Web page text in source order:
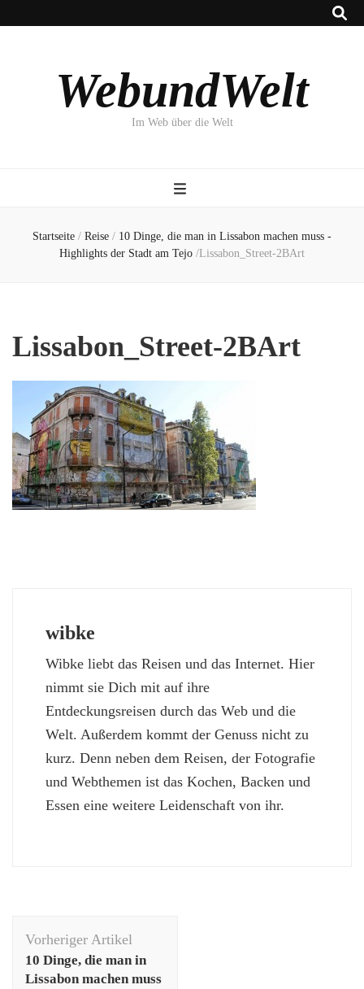
WebundWelt
Im Web über die Welt
Startseite / Reise / 10 Dinge, die man in Lissabon machen muss -
Highlights der Stadt am Tejo /Lissabon_Street-2BArt
Lissabon_Street-2BArt
wibke
Wibke liebt das Reisen und das Internet. Hier
nimmt sie Dich mit auf ihre
Entdeckungsreisen durch das Web und die
Welt. Außerdem kommt der Genuss nicht zu
kurz. Denn neben dem Reisen, der Fotografie
und Webthemen ist das Kochen, Backen und
Essen eine weitere Leidenschaft von ihr.
Vorheriger Artikel
10 Dinge, die man in
Lissabon machen muss